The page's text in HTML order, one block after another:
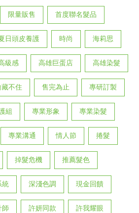
限量販售 首度聯名髮品
日頭皮養護 時尚 海莉思
級感 高雄巨蛋店 高雄染髮
不住 售完為止 專研訂製
組 專業形象 專業染髮
專業溝通 情人節 捲髮
掉髮危機 推薦髮色
統 深淺色調 現金回饋
師 許妍同款 許我耀眼